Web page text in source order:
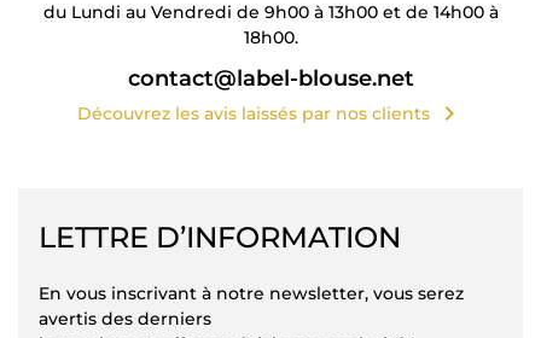
du Lundi au Vendredi de 9h00 à 13h00 et de 14h00 à
18h00.
contact@label-blouse.net
Découvrez les avis laissés par nos clients chevron_right
LETTRE D’INFORMATION
En vous inscrivant à notre newsletter, vous serez
avertis des derniers